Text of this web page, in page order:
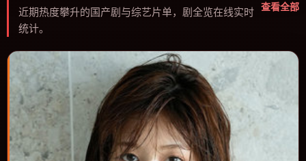
近期热度攀升的国产剧与综艺片单，剧全览在线实时
统计。
查看全部